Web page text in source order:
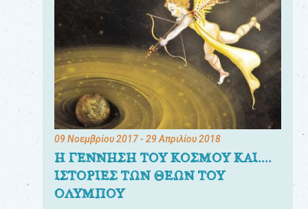
09 Νοεμβρίου 2017- 29 Απριλίου 2018
Η ΓΕΝΝΗΣΗ ΤΟΥ ΚΟΣΜΟΥ ΚΑΙ....
ΙΣΤΟΡΙΕΣ ΤΩΝ ΘΕΩΝ ΤΟΥ
ΟΛΥΜΠΟΥ